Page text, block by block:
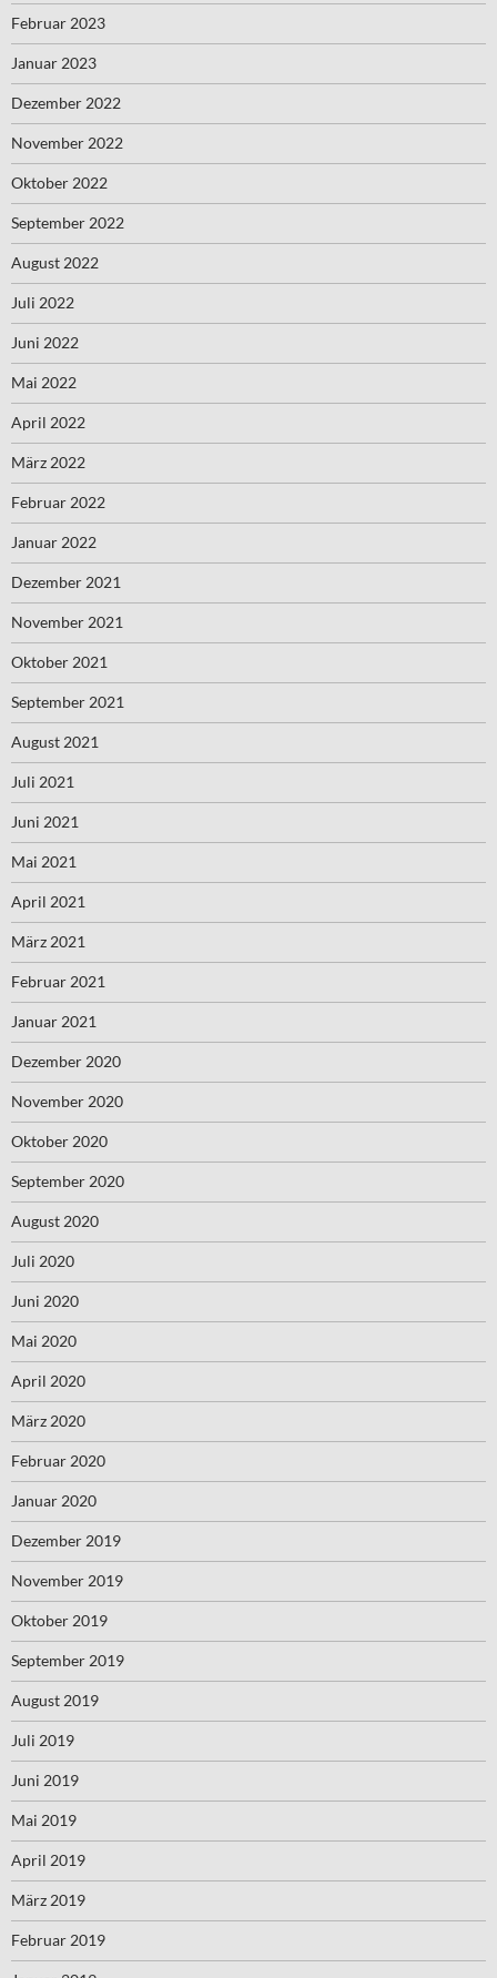
Februar 2023
Januar 2023
Dezember 2022
November 2022
Oktober 2022
September 2022
August 2022
Juli 2022
Juni 2022
Mai 2022
April 2022
März 2022
Februar 2022
Januar 2022
Dezember 2021
November 2021
Oktober 2021
September 2021
August 2021
Juli 2021
Juni 2021
Mai 2021
April 2021
März 2021
Februar 2021
Januar 2021
Dezember 2020
November 2020
Oktober 2020
September 2020
August 2020
Juli 2020
Juni 2020
Mai 2020
April 2020
März 2020
Februar 2020
Januar 2020
Dezember 2019
November 2019
Oktober 2019
September 2019
August 2019
Juli 2019
Juni 2019
Mai 2019
April 2019
März 2019
Februar 2019